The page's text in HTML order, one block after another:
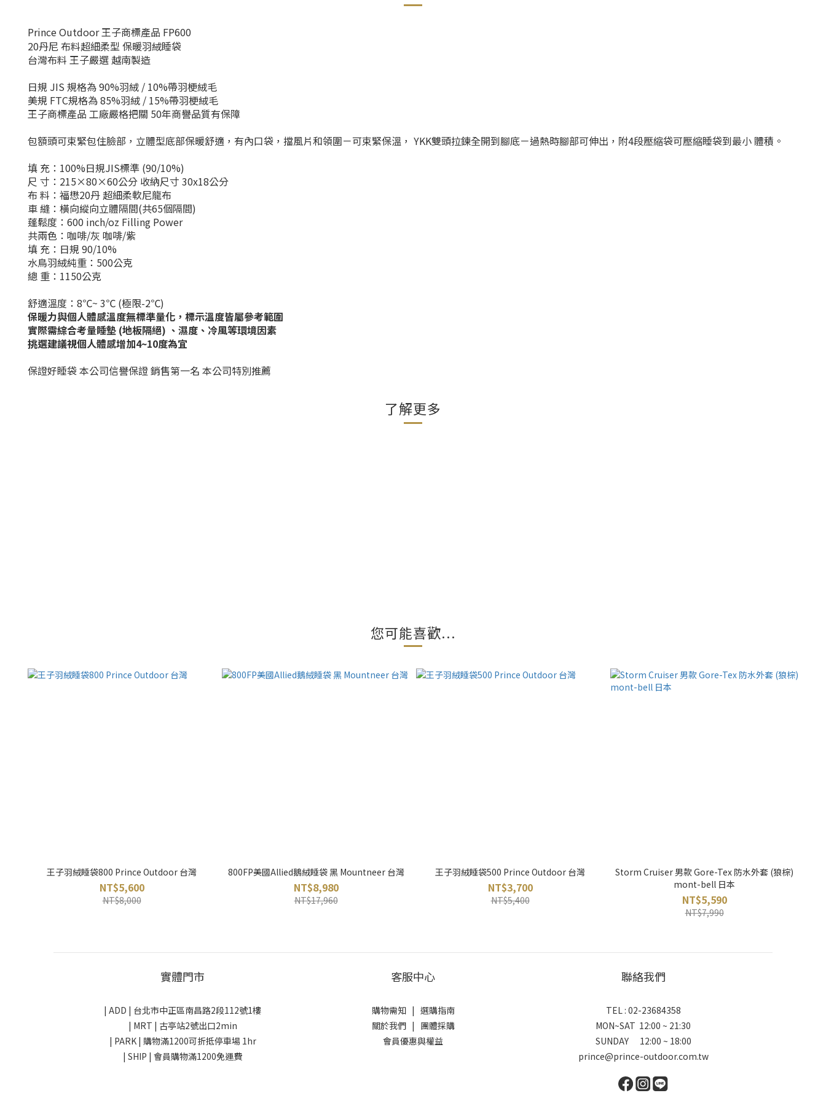
Prince Outdoor 王子商標產品 FP600
20丹尼 布料超細柔型 保暖羽絨睡袋
台灣布料 王子嚴選 越南製造
日規 JIS 規格為 90%羽絨 / 10%帶羽梗絨毛
美規 FTC規格為 85%羽絨 / 15%帶羽梗絨毛
王子商標產品 工廠嚴格把關 50年商譽品質有保障
包額頭可束緊包住臉部，立體型底部保暖舒適，有內口袋，擋風片和領圍－可束緊保溫， YKK雙頭拉鍊全開到腳底－過熱時腳部可伸出，附4段壓縮袋可壓縮睡袋到最小 體積。
填 充：100%日規JIS標準 (90/10%)
尺 寸：215×80×60公分 收納尺寸 30x18公分
布 料：福懋20丹 超細柔軟尼龍布
車 縫：橫向縱向立體隔間(共65個隔間)
蓬鬆度：600 inch/oz Filling Power
共兩色：咖啡/灰 咖啡/紫
填 充：日規 90/10%
水鳥羽絨純重：500公克
總 重：1150公克
舒適溫度：8℃~ 3℃ (極限-2℃)
保暖力與個人體感溫度無標準量化，標示溫度皆屬參考範圍
實際需綜合考量睡墊 (地板隔絕) 、濕度、冷風等環境因素
挑選建議視個人體感增加4~10度為宜
保證好睡袋 本公司信譽保證 銷售第一名 本公司特別推薦
了解更多
您可能喜歡...
王子羽絨睡袋800 Prince Outdoor 台灣
NT$5,600
NT$8,000
800FP美國Allied鵝絨睡袋 黑 Mountneer 台灣
NT$8,980
NT$17,960
王子羽絨睡袋500 Prince Outdoor 台灣
NT$3,700
NT$5,400
Storm Cruiser 男款 Gore-Tex 防水外套 (狼棕)
mont-bell 日本
NT$5,590
NT$7,990
實體門市
| ADD | 台北市中正區南昌路2段112號1樓
| MRT | 古亭站2號出口2min
| PARK | 購物滿1200可折抵停車場 1hr
| SHIP | 會員購物滿1200免運費
客服中心
購物需知| 選購指南
關於我們| 團體採購
會員優惠與權益
聯絡我們
TEL : 02-23684358
MON~SAT 12:00 ~ 21:30
SUNDAY 12:00 ~ 18:00
prince@prince-outdoor.com.tw